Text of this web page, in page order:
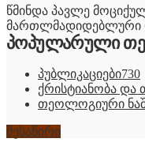
წმინდა პავლე
მართლმადიდებლური
პოპულარული
პუბლიკაციები730
ქრისტიანობა და
თეოლოგიური
შესაწირი